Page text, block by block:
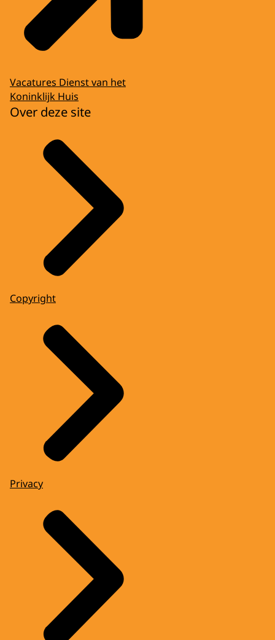
Vacatures Dienst van het
Koninklijk Huis
Over deze site
Copyright
Privacy